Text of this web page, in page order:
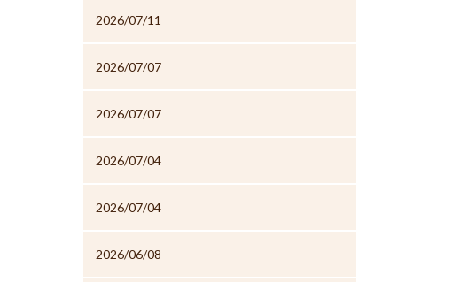
2026/07/11
2026/07/07
2026/07/07
2026/07/04
2026/07/04
2026/06/08